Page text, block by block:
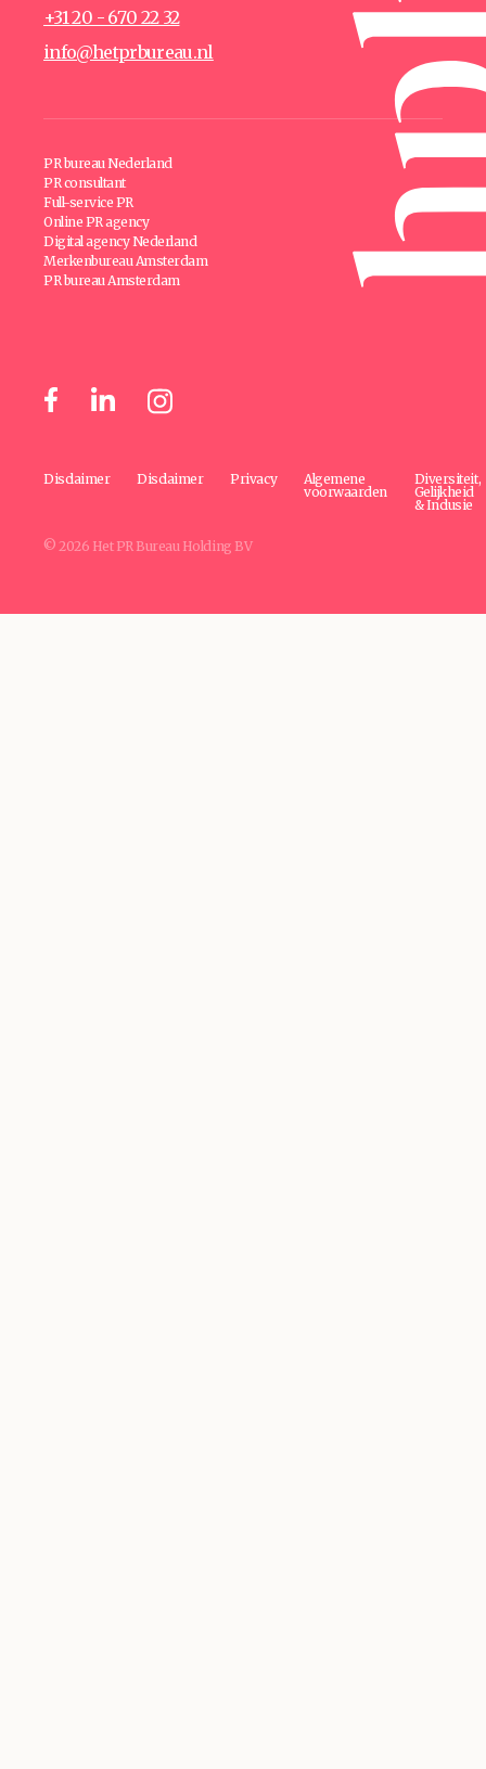
+31 20 - 670 22 32
info@hetprbureau.nl
PR bureau Nederland
PR consultant
Full-service PR
Online PR agency
Digital agency Nederland
Merkenbureau Amsterdam
PR bureau Amsterdam
Disclaimer Disclaimer Privacy
Algemene
voorwaarden
Diversiteit,
Gelijkheid
& Inclusie
© 2026 Het PR Bureau Holding BV